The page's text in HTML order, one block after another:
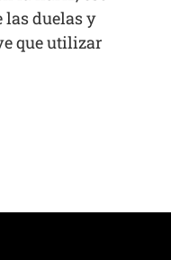
las duelas y
que utilizar